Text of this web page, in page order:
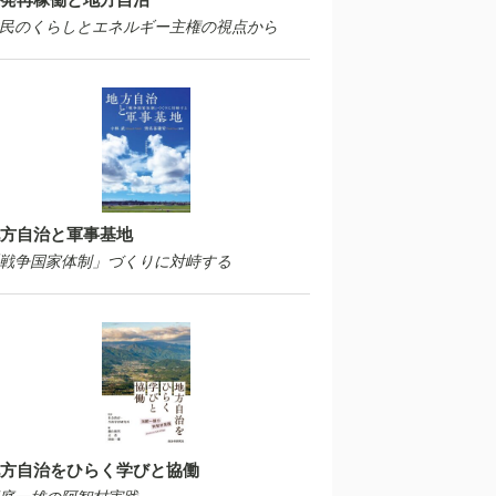
のくらしとエネルギー主権の視点から
自治と軍事基地
戦争国家体制」づくりに対峙する
自治をひらく学びと協働